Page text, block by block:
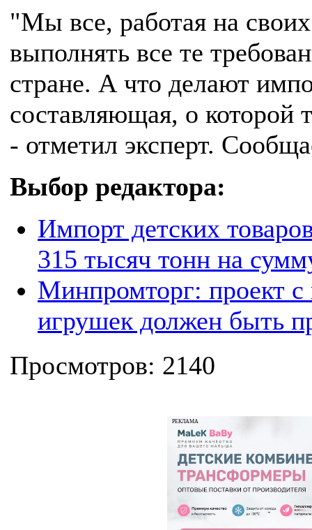
"Мы все, работая на
выполнять все те
стране. А что делают
составляющая, о которой
- отметил эксперт.
Выбор редактора:
Импорт детских
315 тысяч тонн на
Минпромторг: проект с
игрушек должен быть
Просмотров: 2140
РЕКЛАМА